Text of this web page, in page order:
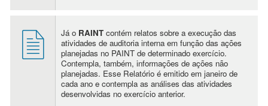
Já o RAINT contém relatos sobre a execução das
atividades de auditoria interna em função das ações
planejadas no PAINT de determinado exercício.
Contempla, também, informações de ações não
planejadas. Esse Relatório é emitido em janeiro de
cada ano e contempla as análises das atividades
desenvolvidas no exercício anterior.